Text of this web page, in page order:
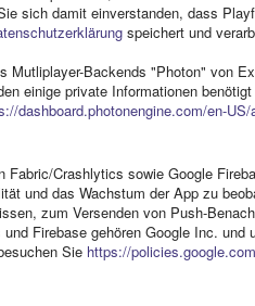
sich damit einverstanden, dass
speichert und
Mutliplayer-Backends "Photon" von
einige private Informationen
dashboard.photonengine.com/en-
Crashlytics sowie Google
und das Wachstum der App zu
zum Versenden von Push-
Firebase gehören Google Inc. und
Sie https://